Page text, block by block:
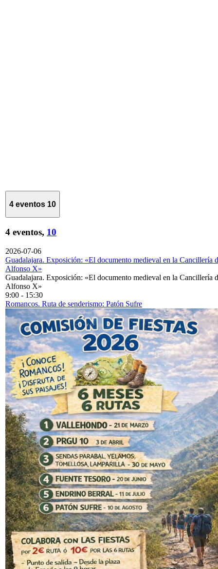
4 eventos 10
4 eventos, 10
2026-07-06
Guadalajara. Exposición: «El documento medieval en la Cancillería
Alfonso X»
Guadalajara. Exposición: «El documento medieval en la Cancillería
Alfonso X»
9:00 - 15:30
Romancos. Ruta de senderismo: Patón Sufre